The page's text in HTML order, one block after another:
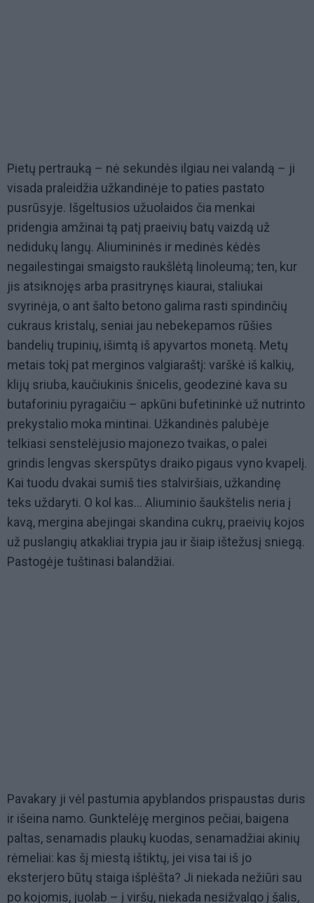
Pietų pertrauką – nė sekundės ilgiau nei valandą – ji
visada praleidžia užkandinėje to paties pastato
pusrūsyje. Išgeltusios užuolaidos čia menkai
pridengia amžinai tą patį praeivių batų vaizdą už
nedidukų langų. Aliumininės ir medinės kėdės
negailestingai smaigsto raukšlėtą linoleumą; ten, kur
jis atsiknojęs arba prasitrynęs kiaurai, staliukai
svyrinėja, o ant šalto betono galima rasti spindinčių
cukraus kristalų, seniai jau nebekepamos rūšies
bandelių trupinių, išimtą iš apyvartos monetą. Metų
metais tokį pat merginos valgiaraštį: varškė iš kalkių,
klijų sriuba, kaučiukinis šnicelis, geodezinė kava su
butaforiniu pyragaičiu – apkūni bufetininkė už nutrinto
prekystalio moka mintinai. Užkandinės palubėje
telkiasi senstelėjusio majonezo tvaikas, o palei
grindis lengvas skerspūtys draiko pigaus vyno kvapelį.
Kai tuodu dvakai sumiš ties stalviršiais, užkandinę
teks uždaryti. O kol kas... Aliuminio šaukštelis neria į
kavą, mergina abejingai skandina cukrų, praeivių kojos
už puslangių atkakliai trypia jau ir šiaip ištežusį sniegą.
Pastogėje tuštinasi balandžiai.
Pavakary ji vėl pastumia apyblandos prispaustas duris
ir išeina namo. Gunktelėję merginos pečiai, baigena
paltas, senamadis plaukų kuodas, senamadžiai akinių
rėmeliai: kas šį miestą ištiktų, jei visa tai iš jo
eksterjero būtų staiga išplėšta? Ji niekada nežiūri sau
po kojomis, juolab – į viršų, niekada nesižvalgo į šalis,